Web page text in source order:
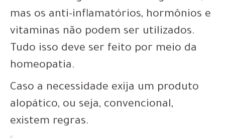
mas os anti-inflamatórios, hormônios e
vitaminas não podem ser utilizados.
Tudo isso deve ser feito por meio da
homeopatia.
Caso a necessidade exija um produto
alopático, ou seja, convencional,
existem regras.